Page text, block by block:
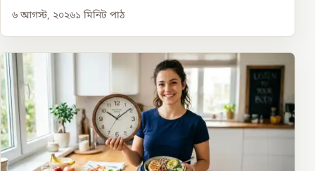
৬ আগস্ট, ২০২৬১ মিনিট পাঠ